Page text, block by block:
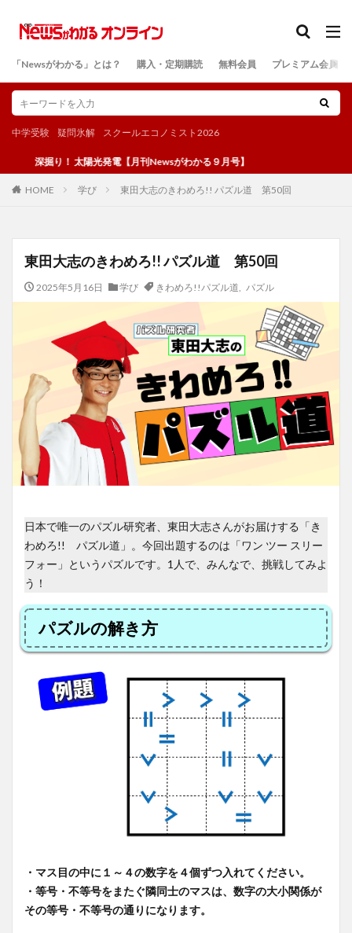
「Newsがわかる」とは？ 購入・定期購読 無料会員 プレミアム会員
中学受験 疑問氷解 スクールエコノミスト2026
深掘り！ 太陽光発電【月刊Newsがわかる９月号】
HOME 学び 東田大志のきわめろ!! パズル道 第50回
東田大志のきわめろ!! パズル道 第50回
2025年5月16日 学び きわめろ!!パズル道 パズル
日本で唯一のパズル研究者、東田大志さんがお届けする「き
わめろ!! パズル道」。今回出題するのは「ワン ツー スリー
フォー」というパズルです。1人で、みんなで、挑戦してみよ
う！
パズルの解き方
・マス目の中に１～４の数字を４個ずつ入れてください。
・等号・不等号をまたぐ隣同士のマスは、数字の大小関係が
その等号・不等号の通りになります。
検索